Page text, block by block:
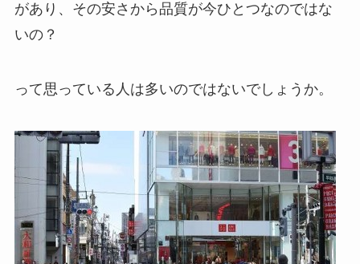
があり、その安さから品質が今ひとつなのではな
いの？
って思っている人は多いのではないでしょうか。